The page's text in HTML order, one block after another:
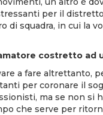
per il
di squadra, in cui la
costretto ad
a fare altrettanto,
per coronare il
ma se non si
che serve per